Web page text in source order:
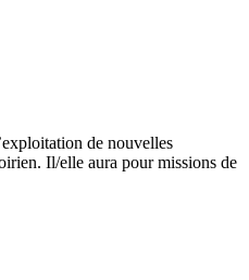
de nouvelles
Il/elle aura pour missions de